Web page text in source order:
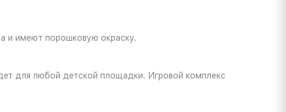
и имеют порошковую окраску.
для любой детской площадки. Игровой комплекс